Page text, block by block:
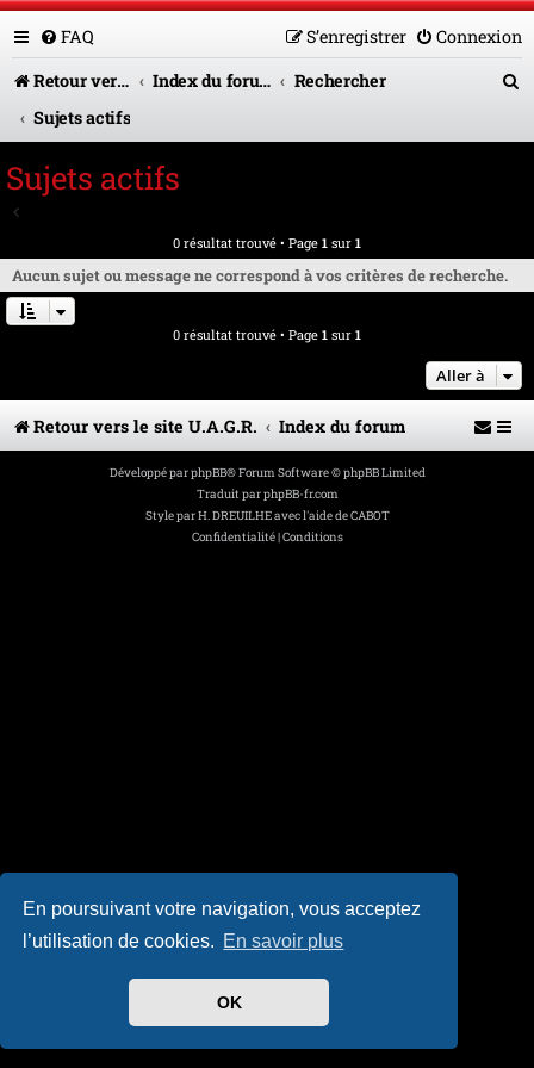
En poursuivant votre navigation, vous acceptez
l’utilisation de cookies. En savoir plus
OK
FAQ Connexion
S’enregistrer
Retour vers le site U.A.G.R.
Index du forum
Rechercher
Sujets actifs
r
Sujets actifs
0 résultat trouvé • Page 1 sur 1
Aucun sujet ou message ne correspond à vos critères de recherche.
0 résultat trouvé • Page 1 sur 1
Aller à
Retour vers le site U.A.G.R. Index du forum
Développé parphpBB® Forum Software © phpBB Limited
Traduit parphpBB-fr.com
Style parH. DREUILHE avec l'aide de CABOT
Confidentialité|Conditions